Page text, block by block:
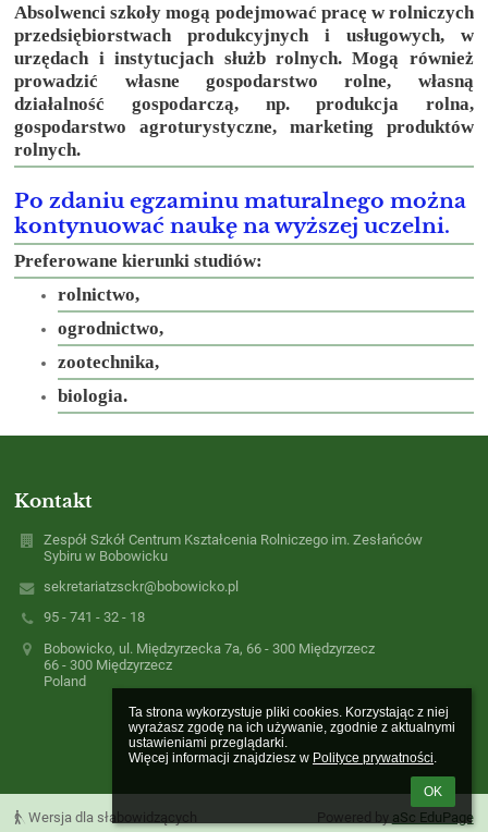
Ta strona wykorzystuje pliki cookies. Korzystając z niej
wyrażasz zgodę na ich używanie, zgodnie z aktualnymi
ustawieniami przeglądarki.
Więcej informacji znajdziesz w Polityce prywatności.
OK
Absolwenci szkoły mogą podejmować pracę w rolniczych
przedsiębiorstwach produkcyjnych i usługowych, w
urzędach i instytucjach służb rolnych. Mogą również
prowadzić własne gospodarstwo rolne, własną
działalność gospodarczą, np. produkcja rolna,
gospodarstwo agroturystyczne, marketing produktów
rolnych.
Po zdaniu egzaminu maturalnego można
kontynuować naukę na wyższej uczelni.
Preferowane kierunki studiów:
rolnictwo,
ogrodnictwo,
zootechnika,
biologia.
Kontakt
Zespół Szkół Centrum Kształcenia Rolniczego im. Zesłańców
Sybiru w Bobowicku
sekretariatzsckr@bobowicko.pl
95 - 741 - 32 - 18
Bobowicko, ul. Międzyrzecka 7a, 66 - 300 Międzyrzecz
66 - 300 Międzyrzecz
Poland
Wersja dla słabowidzących Powered by aSc EduPage